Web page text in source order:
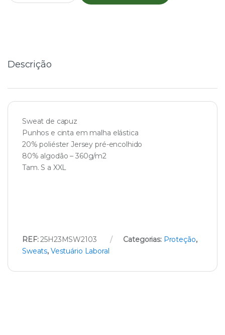
Descrição
Sweat de capuz
Punhos e cinta em malha elástica
20% poliéster Jersey pré-encolhido
80% algodão – 360g/m2
Tam. S a XXL
REF:25H23MSW2103 Categorias: Proteção,
Sweats, Vestuário Laboral